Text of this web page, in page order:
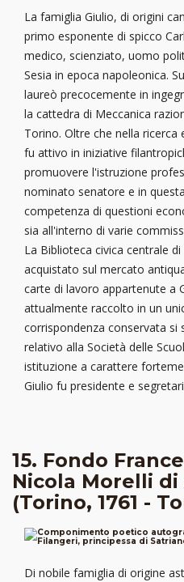
La famiglia Giulio, di origini
primo esponente di spicco
medico, scienziato, uomo
Sesia in epoca napoleonica.
laureò precocemente in
la cattedra di Meccanica
Torino. Oltre che nella ricerca
fu attivo in iniziative
promuovere l'istruzione
nominato senatore e in
competenza di questioni
sia all'interno di varie
La Biblioteca civica centrale
acquistato sul mercato
carte di lavoro appartenute a
attualmente raccolto in un
corrispondenza conservata si
relativo alla Società delle
istituzione a carattere
Giulio fu presidente e
15. Fondo
Nicola Morelli
(Torino, 1761 -
Di nobile famiglia di origine